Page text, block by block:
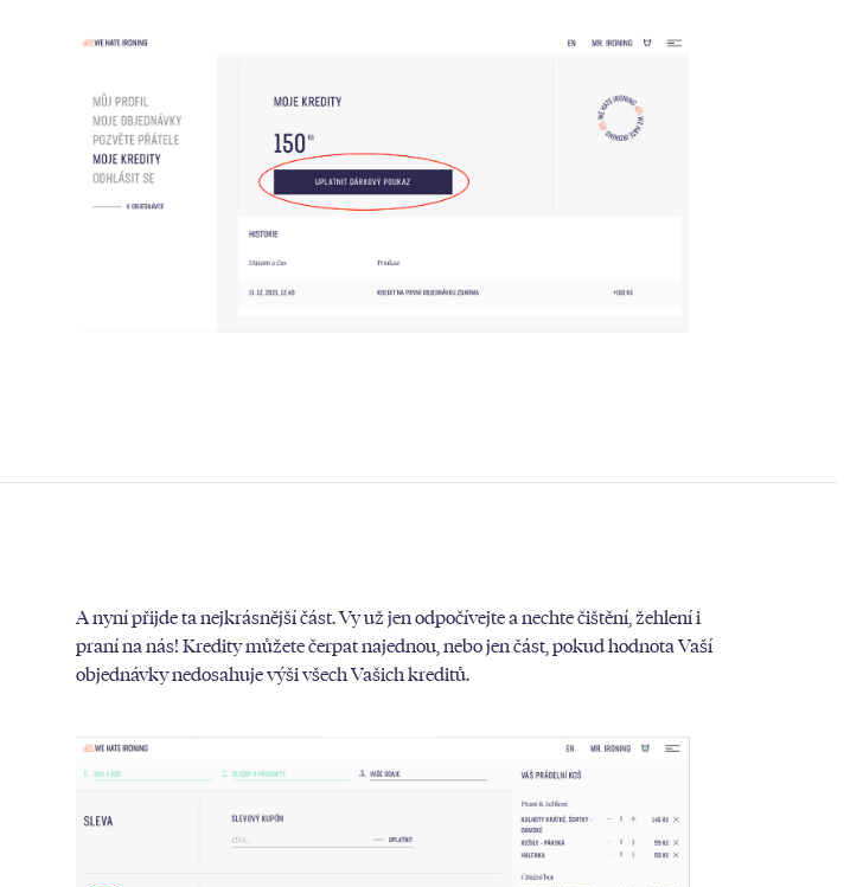
A nyní přijde ta nejkrásnější část. Vy už jen odpočívejte a nechte čištění, žehlení i
praní na nás! Kredity můžete čerpat najednou, nebo jen část, pokud hodnota Vaší
objednávky nedosahuje výši všech Vašich kreditů.